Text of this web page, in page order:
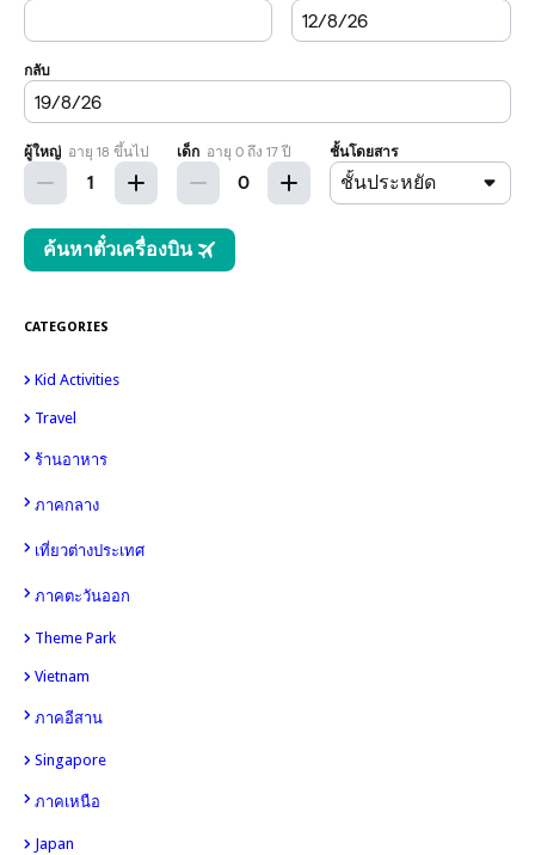
CATEGORIES
Kid Activities
Travel
ร้านอาหาร
ภาคกลาง
เที่ยวต่างประเทศ
ภาคตะวันออก
Theme Park
Vietnam
ภาคอีสาน
Singapore
ภาคเหนือ
Japan